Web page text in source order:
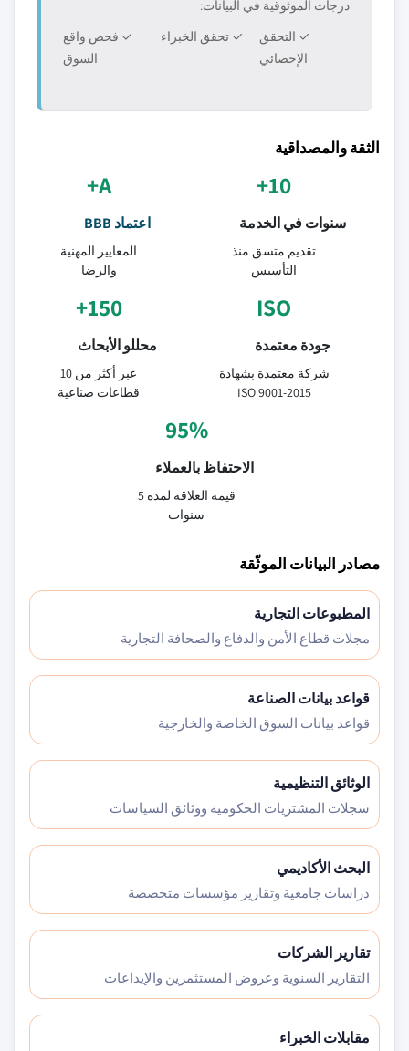
درجات الموثوقية في البيانات:
✓ التحقق
الإحصائي
✓ تحقق الخبراء
✓ فحص واقع
السوق
الثقة والمصداقية
10+
سنوات في الخدمة
تقديم متسق منذ
التأسيس
A+
اعتماد BBB
المعايير المهنية
والرضا
ISO
جودة معتمدة
شركة معتمدة بشهادة
ISO 9001-2015
150+
محللو الأبحاث
عبر أكثر من 10
قطاعات صناعية
95%
الاحتفاظ بالعملاء
قيمة العلاقة لمدة 5
سنوات
مصادر البيانات الموثّقة
المطبوعات التجارية
مجلات قطاع الأمن والدفاع والصحافة التجارية
قواعد بيانات الصناعة
قواعد بيانات السوق الخاصة والخارجية
الوثائق التنظيمية
سجلات المشتريات الحكومية ووثائق السياسات
البحث الأكاديمي
دراسات جامعية وتقارير مؤسسات متخصصة
تقارير الشركات
التقارير السنوية وعروض المستثمرين والإيداعات
مقابلات الخبراء